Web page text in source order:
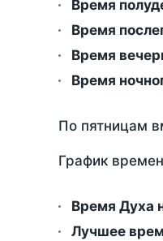
Время
Время
Время
Время
По пятницам
График
Время Духа
Лучшее